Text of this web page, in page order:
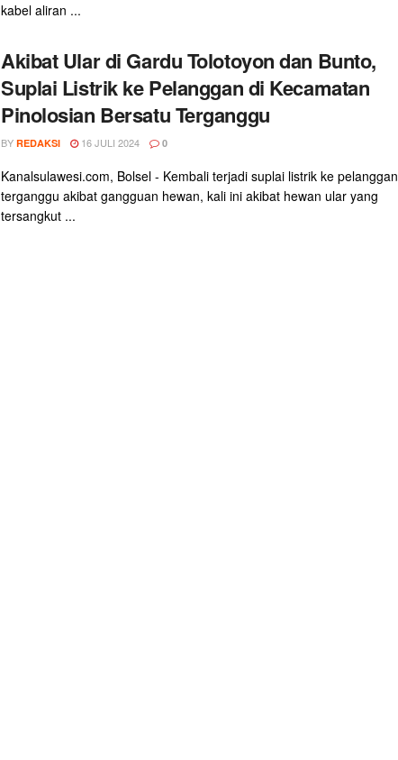
kabel aliran ...
Akibat Ular di Gardu Tolotoyon dan Bunto,
Suplai Listrik ke Pelanggan di Kecamatan
Pinolosian Bersatu Terganggu
BY REDAKSI 16 JULI 2024 0
Kanalsulawesi.com, Bolsel - Kembali terjadi suplai listrik ke pelanggan
terganggu akibat gangguan hewan, kali ini akibat hewan ular yang
tersangkut ...